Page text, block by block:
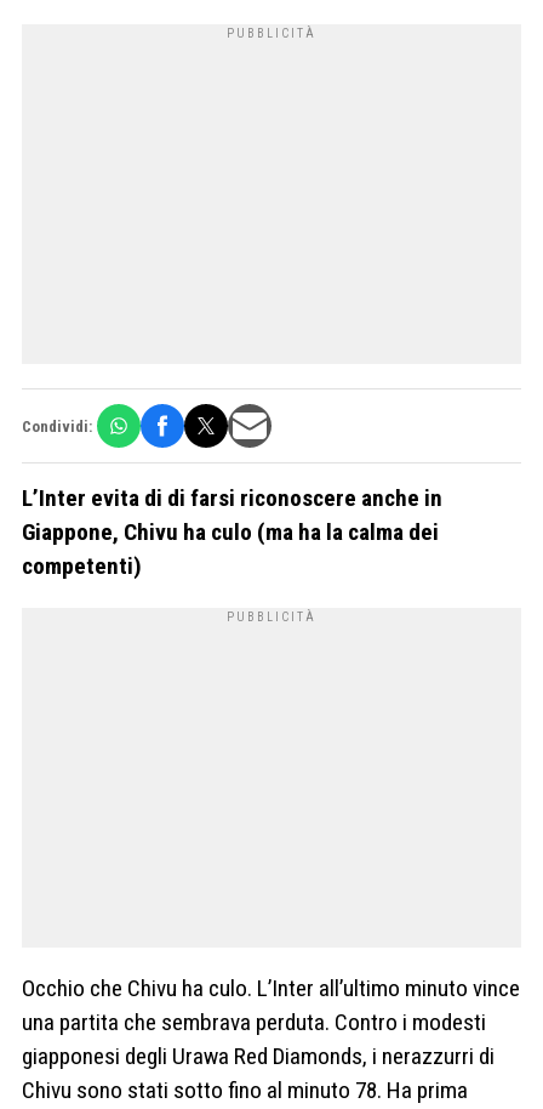
Condividi:
L’Inter evita di di farsi riconoscere anche in
Giappone, Chivu ha culo (ma ha la calma dei
competenti)
Occhio che Chivu ha culo. L’Inter all’ultimo minuto vince
una partita che sembrava perduta. Contro i modesti
giapponesi degli Urawa Red Diamonds, i nerazzurri di
Chivu sono stati sotto fino al minuto 78. Ha prima